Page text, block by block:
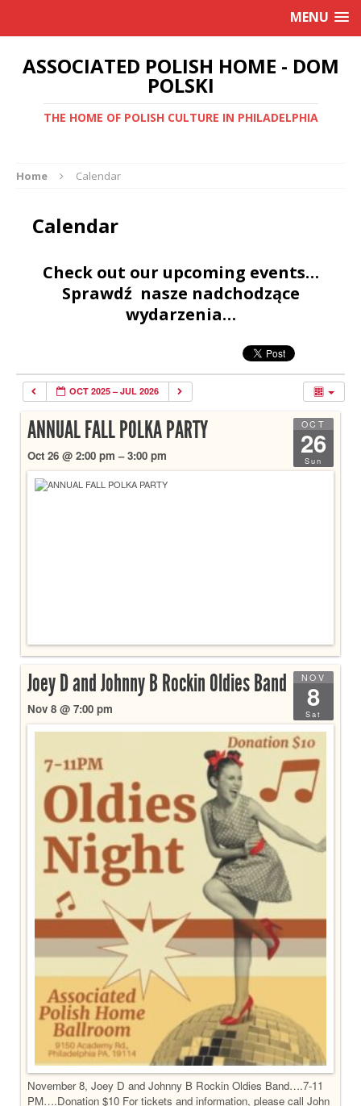
MENU
ASSOCIATED POLISH HOME - DOM
POLSKI
THE HOME OF POLISH CULTURE IN PHILADELPHIA
Home Calendar
Calendar
Check out our upcoming events…
Sprawdź nasze nadchodzące
wydarzenia…
OCT 2025 – JUL 2026
OCT
26
Sun
ANNUAL FALL POLKA PARTY
Oct 26 @ 2:00 pm – 3:00 pm
NOV
8
Sat
Joey D and Johnny B Rockin Oldies Band
Nov 8 @ 7:00 pm
November 8, Joey D and Johnny B Rockin Oldies Band….7-11
PM….Donation $10 For tickets and information, please call John